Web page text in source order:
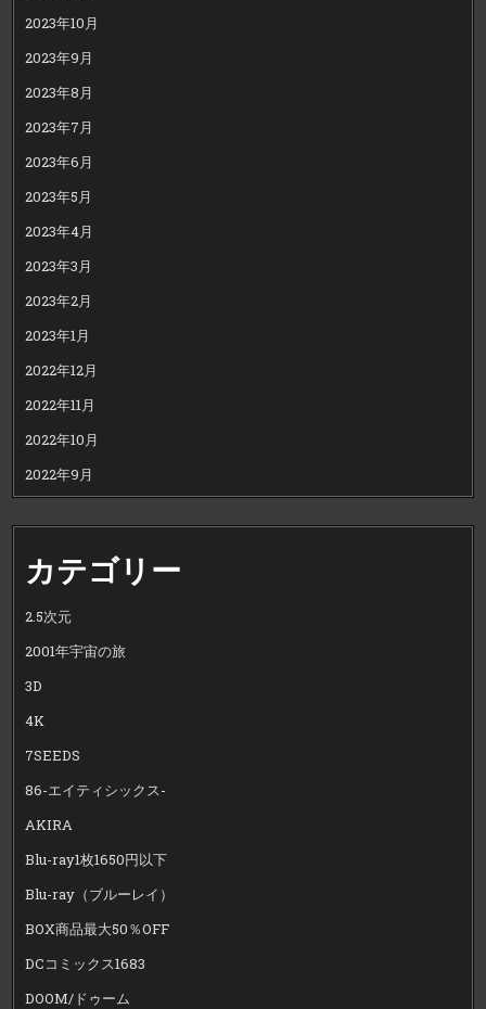
2023年10月
2023年9月
2023年8月
2023年7月
2023年6月
2023年5月
2023年4月
2023年3月
2023年2月
2023年1月
2022年12月
2022年11月
2022年10月
2022年9月
カテゴリー
2.5次元
2001年宇宙の旅
3D
4K
7SEEDS
86-エイティシックス-
AKIRA
Blu-ray1枚1650円以下
Blu-ray（ブルーレイ）
BOX商品最大50％OFF
DCコミックス1683
DOOM/ドゥーム